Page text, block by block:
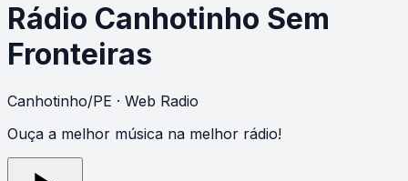
Rádio Canhotinho Sem
Fronteiras
Canhotinho/PE · Web Radio
Ouça a melhor música na melhor rádio!